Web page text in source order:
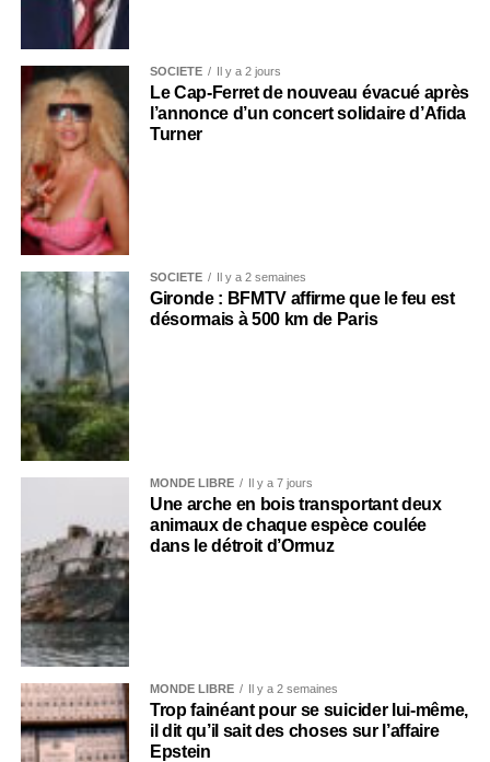
SOCIÉTÉ Il y a 2 jours
Le Cap-Ferret de nouveau évacué après
l’annonce d’un concert solidaire d’Afida
Turner
SOCIÉTÉ Il y a 2 semaines
Gironde : BFMTV affirme que le feu est
désormais à 500 km de Paris
MONDE LIBRE Il y a 7 jours
Une arche en bois transportant deux
animaux de chaque espèce coulée
dans le détroit d’Ormuz
MONDE LIBRE Il y a 2 semaines
Trop fainéant pour se suicider lui-même,
il dit qu’il sait des choses sur l’affaire
Epstein